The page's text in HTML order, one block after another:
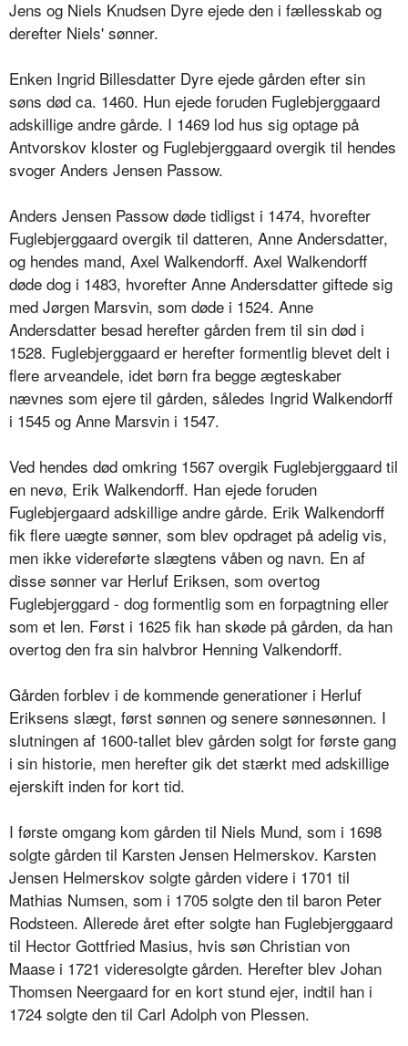
Jens og Niels Knudsen Dyre ejede den i fællesskab og
derefter Niels' sønner.
Enken Ingrid Billesdatter Dyre ejede gården efter sin
søns død ca. 1460. Hun ejede foruden Fuglebjerggaard
adskillige andre gårde. I 1469 lod hus sig optage på
Antvorskov kloster og Fuglebjerggaard overgik til hendes
svoger Anders Jensen Passow.
Anders Jensen Passow døde tidligst i 1474, hvorefter
Fuglebjerggaard overgik til datteren, Anne Andersdatter,
og hendes mand, Axel Walkendorff. Axel Walkendorff
døde dog i 1483, hvorefter Anne Andersdatter giftede sig
med Jørgen Marsvin, som døde i 1524. Anne
Andersdatter besad herefter gården frem til sin død i
1528. Fuglebjerggaard er herefter formentlig blevet delt i
flere arveandele, idet børn fra begge ægteskaber
nævnes som ejere til gården, således Ingrid Walkendorff
i 1545 og Anne Marsvin i 1547.
Ved hendes død omkring 1567 overgik Fuglebjerggaard til
en nevø, Erik Walkendorff. Han ejede foruden
Fuglebjergaard adskillige andre gårde. Erik Walkendorff
fik flere uægte sønner, som blev opdraget på adelig vis,
men ikke videreførte slægtens våben og navn. En af
disse sønner var Herluf Eriksen, som overtog
Fuglebjerggard - dog formentlig som en forpagtning eller
som et len. Først i 1625 fik han skøde på gården, da han
overtog den fra sin halvbror Henning Valkendorff.
Gården forblev i de kommende generationer i Herluf
Eriksens slægt, først sønnen og senere sønnesønnen. I
slutningen af 1600-tallet blev gården solgt for første gang
i sin historie, men herefter gik det stærkt med adskillige
ejerskift inden for kort tid.
I første omgang kom gården til Niels Mund, som i 1698
solgte gården til Karsten Jensen Helmerskov. Karsten
Jensen Helmerskov solgte gården videre i 1701 til
Mathias Numsen, som i 1705 solgte den til baron Peter
Rodsteen. Allerede året efter solgte han Fuglebjerggaard
til Hector Gottfried Masius, hvis søn Christian von
Maase i 1721 videresolgte gården. Herefter blev Johan
Thomsen Neergaard for en kort stund ejer, indtil han i
1724 solgte den til Carl Adolph von Plessen.